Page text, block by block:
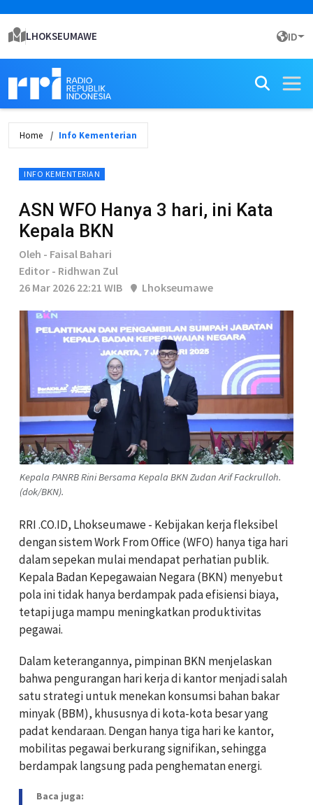
LHOKSEUMAWE ID
Home Info Kementerian
INFO KEMENTERIAN
ASN WFO Hanya 3 hari, ini Kata
Kepala BKN
Oleh - Faisal Bahari
Editor - Ridhwan Zul
26 Mar 2026 22:21 WIB
Lhokseumawe
Kepala PANRB Rini Bersama Kepala BKN Zudan Arif Fackrulloh.
(dok/BKN).
RRI .CO.ID, Lhokseumawe - Kebijakan kerja fleksibel
dengan sistem Work From Office (WFO) hanya tiga hari
dalam sepekan mulai mendapat perhatian publik.
Kepala Badan Kepegawaian Negara (BKN) menyebut
pola ini tidak hanya berdampak pada efisiensi biaya,
tetapi juga mampu meningkatkan produktivitas
pegawai.
Dalam keterangannya, pimpinan BKN menjelaskan
bahwa pengurangan hari kerja di kantor menjadi salah
satu strategi untuk menekan konsumsi bahan bakar
minyak (BBM), khususnya di kota-kota besar yang
padat kendaraan. Dengan hanya tiga hari ke kantor,
mobilitas pegawai berkurang signifikan, sehingga
berdampak langsung pada penghematan energi.
Baca juga: